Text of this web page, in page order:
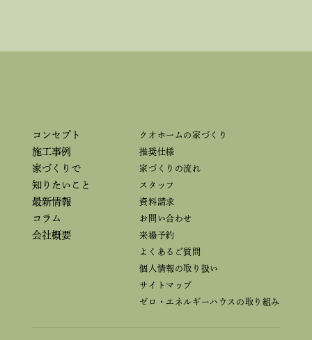
コンセプト
施工事例
家づくりで
知りたいこと
最新情報
コラム
会社概要
クオホームの家づくり
推奨仕様
家づくりの流れ
スタッフ
資料請求
お問い合わせ
来場予約
よくあるご質問
個人情報の取り扱い
サイトマップ
ゼロ・エネルギーハウスの取り組み